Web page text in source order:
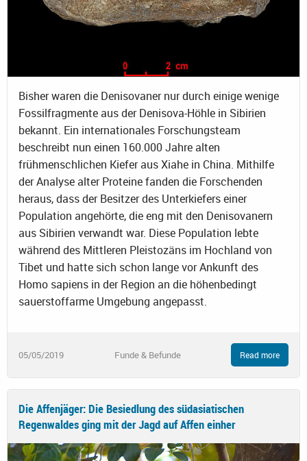
Bisher waren die Denisovaner nur durch einige wenige
Fossilfragmente aus der Denisova-Höhle in Sibirien
bekannt. Ein internationales Forschungsteam
beschreibt nun einen 160.000 Jahre alten
frühmenschlichen Kiefer aus Xiahe in China. Mithilfe
der Analyse alter Proteine fanden die Forschenden
heraus, dass der Besitzer des Unterkiefers einer
Population angehörte, die eng mit den Denisovanern
aus Sibirien verwandt war. Diese Population lebte
während des Mittleren Pleistozäns im Hochland von
Tibet und hatte sich schon lange vor Ankunft des
Homo sapiens in der Region an die höhenbedingt
sauerstoffarme Umgebung angepasst.
05/05/2019 Funde & Befunde Read more
Die Affenjäger: Die Besiedlung des südasiatischen
Regenwaldes ging mit der Jagd auf Affen einher